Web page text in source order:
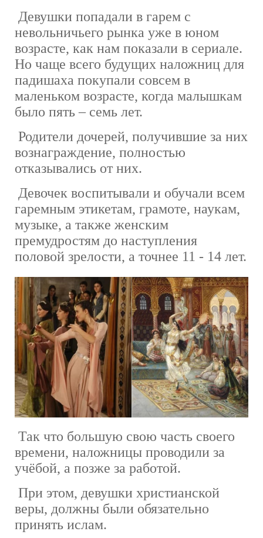
Девушки попадали в гарем с
невольничьего рынка уже в юном
возрасте, как нам показали в сериале.
Но чаще всего будущих наложниц для
падишаха покупали совсем в
маленьком возрасте, когда малышкам
было пять – семь лет.
Родители дочерей, получившие за них
вознаграждение, полностью
отказывались от них.
Девочек воспитывали и обучали всем
гаремным этикетам, грамоте, наукам,
музыке, а также женским
премудростям до наступления
половой зрелости, а точнее 11 - 14 лет.
Так что большую свою часть своего
времени, наложницы проводили за
учёбой, а позже за работой.
При этом, девушки христианской
веры, должны были обязательно
принять ислам.